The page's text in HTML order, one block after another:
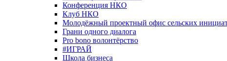
Конференция НКО
Клуб НКО
Молодёжный проектный офис сельских
Грани одного диалога
Pro bono волонтёрство
#ИГРАЙ
Школа бизнеса